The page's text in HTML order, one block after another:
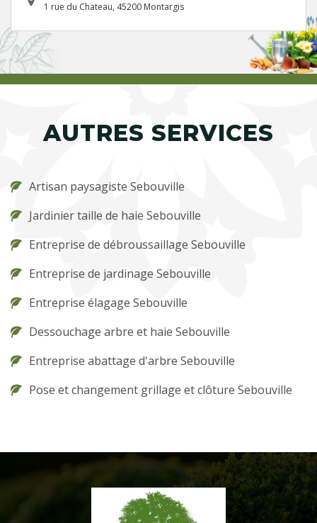
1 rue du Chateau, 45200 Montargis
AUTRES SERVICES
Artisan paysagiste Sebouville
Jardinier taille de haie Sebouville
Entreprise de débroussaillage Sebouville
Entreprise de jardinage Sebouville
Entreprise élagage Sebouville
Dessouchage arbre et haie Sebouville
Entreprise abattage d'arbre Sebouville
Pose et changement grillage et clôture Sebouville